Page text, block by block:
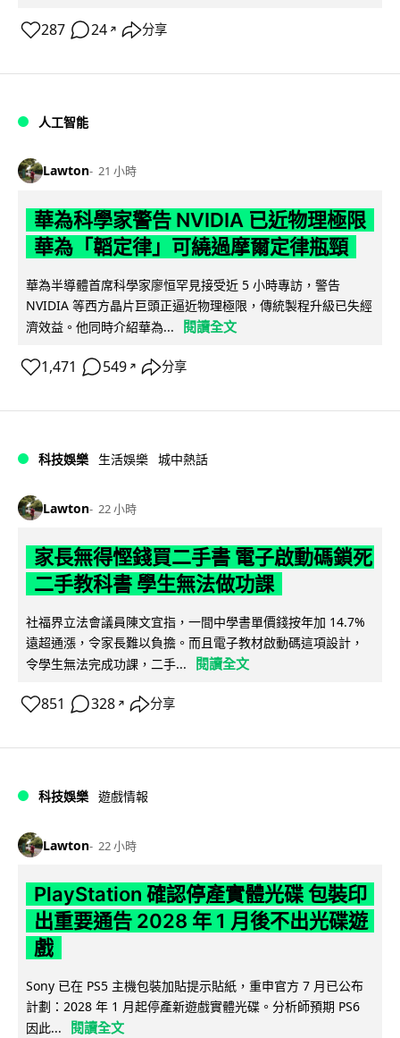
287 24 ↗ 分享
人工智能
Lawton 21 小時
華為科學家警告 NVIDIA 已近物理極限
華為「韜定律」可繞過摩爾定律瓶頸
華為半導體首席科學家廖恒罕見接受近 5 小時專訪，警告
NVIDIA 等西方晶片巨頭正逼近物理極限，傳統製程升級已失經
濟效益。他同時介紹華為...
閱讀全文
1,471 549 ↗ 分享
科技娛樂 生活娛樂 城中熱話
Lawton 22 小時
家長無得慳錢買二手書 電子啟動碼鎖死
二手教科書 學生無法做功課
社福界立法會議員陳文宜指，一間中學書單價錢按年加 14.7%
遠超通漲，令家長難以負擔。而且電子教材啟動碼這項設計，
令學生無法完成功課，二手...
閱讀全文
851 328 ↗ 分享
科技娛樂 遊戲情報
Lawton 22 小時
PlayStation 確認停產實體光碟 包裝印
出重要通告 2028 年 1 月後不出光碟遊
戲
Sony 已在 PS5 主機包裝加貼提示貼紙，重申官方 7 月已公布
計劃：2028 年 1 月起停產新遊戲實體光碟。分析師預期 PS6
因此...
閱讀全文